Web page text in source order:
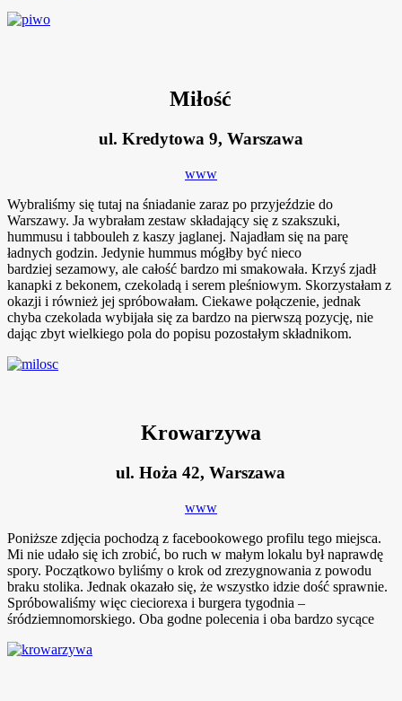
Miłość
ul. Kredytowa 9, Warszawa
www
Wybraliśmy się tutaj na śniadanie zaraz po przyjeździe do
Warszawy. Ja wybrałam zestaw składający się z szakszuki,
hummusu i tabbouleh z kaszy jaglanej. Najadłam się na parę
ładnych godzin. Jedynie hummus mógłby być nieco
bardziej sezamowy, ale całość bardzo mi smakowała. Krzyś zjadł
kanapki z bekonem, czekoladą i serem pleśniowym. Skorzystałam z
okazji i również jej spróbowałam. Ciekawe połączenie, jednak
chyba czekolada wybijała się za bardzo na pierwszą pozycję, nie
dając zbyt wielkiego pola do popisu pozostałym składnikom.
Krowarzywa
ul. Hoża 42, Warszawa
www
Poniższe zdjęcia pochodzą z facebookowego profilu tego miejsca.
Mi nie udało się ich zrobić, bo ruch w małym lokalu był naprawdę
spory. Początkowo byliśmy o krok od zrezygnowania z powodu
braku stolika. Jednak okazało się, że wszystko idzie dość sprawnie.
Spróbowaliśmy więc cieciorexa i burgera tygodnia –
śródziemnomorskiego. Oba godne polecenia i oba bardzo sycące